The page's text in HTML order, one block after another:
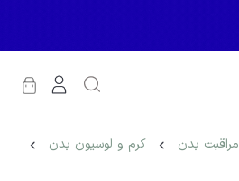
مراقبت بدن
کرم و لوسیون بدن